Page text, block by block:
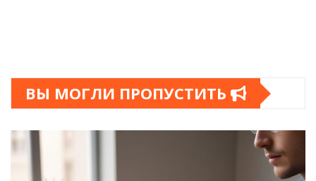
ВЫ МОГЛИ ПРОПУСТИТЬ